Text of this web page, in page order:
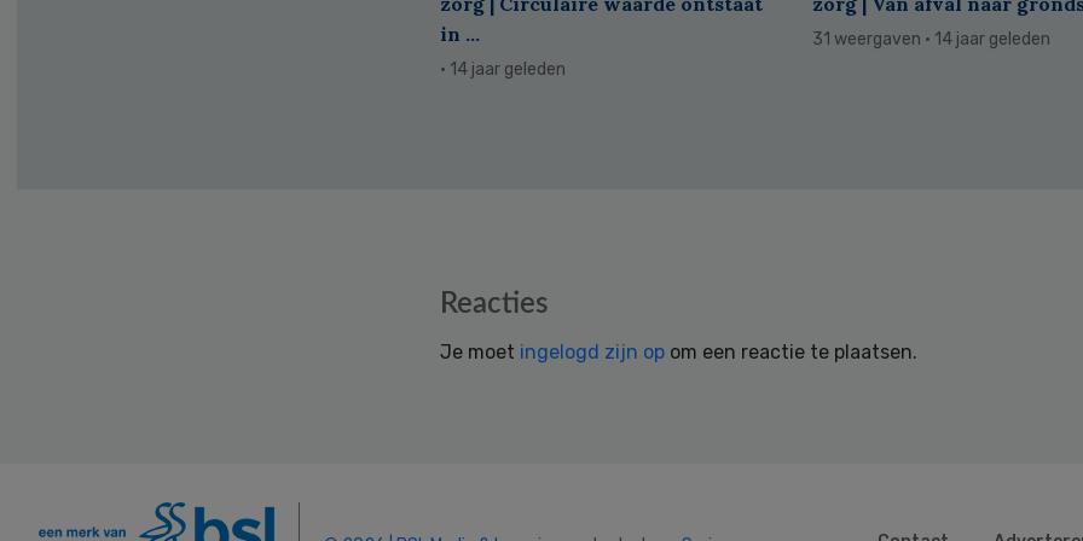
in ...
· 14 jaar geleden
31 weergaven · 14 jaar geleden
Reacties
Je moet ingelogd zijn op om een reactie te plaatsen.